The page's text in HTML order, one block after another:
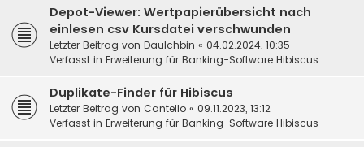
Depot-Viewer: Wertpapierübersicht nach
einlesen csv Kursdatei verschwunden
Letzter Beitrag von DauIchbin « 04.02.2024, 10:35
Verfasst in Erweiterung für Banking-Software Hibiscus
Duplikate-Finder für Hibiscus
Letzter Beitrag von Cantello « 09.11.2023, 13:12
Verfasst in Erweiterung für Banking-Software Hibiscus